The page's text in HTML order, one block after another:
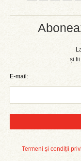
și
E-mail:
Termeni și condiții